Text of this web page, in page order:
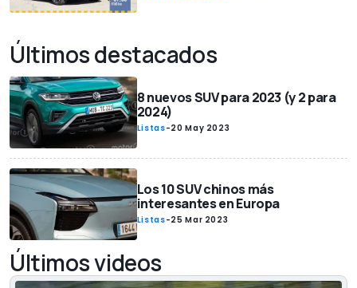
Últimos destacados
8 nuevos SUV para 2023 (y 2 para
2024)
Listas-20 May 2023
Los 10 SUV chinos más
interesantes en Europa
Listas-25 Mar 2023
Últimos videos